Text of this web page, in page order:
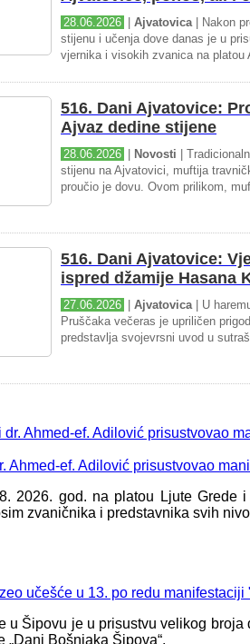
28.06.2026 Ajvatovica| Nakon
stijenu i učenja dove danas je u
vjernika i visokih zvanica na platou
516. Dani Ajvatovice:
Ajvaz dedine stijene
28.06.2026 Novosti |
stijenu na Ajvatovici, muftija
proučio je dovu. Ovom prilikom,
516. Dani Ajvatovice:
ispred džamije Hasana
27.06.2026 Ajvatovica| U
Pruščaka večeras je upriličen
predstavlja svojevrsni uvod u
Ahmed-ef. Adilović prisustvovao
2026. god. na platou Ljute
zvaničnika i predstavnika svih
učešće u 13. po redu
u Šipovu je u prisustvu velikog
„Dani Bošnjaka Šipova“.